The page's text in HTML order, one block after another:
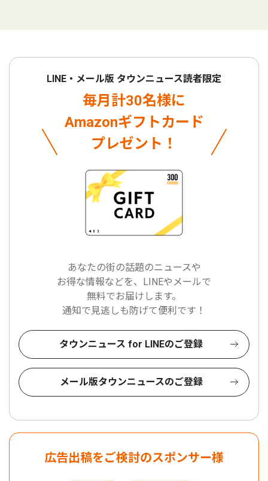
LINE・メール版 タウンニュース読者限定
毎月計30名様に
Amazonギフトカード
プレゼント！
あなたの街の話題のニュースや
お得な情報などを、LINEやメールで
無料でお届けします。
通知で見逃しも防げて便利です！
タウンニュース for LINEのご登録
メール版タウンニュースのご登録
広告出稿をご検討のスポンサー様